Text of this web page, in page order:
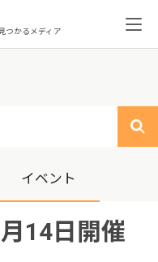
つかるメディア
イベント
14日開催